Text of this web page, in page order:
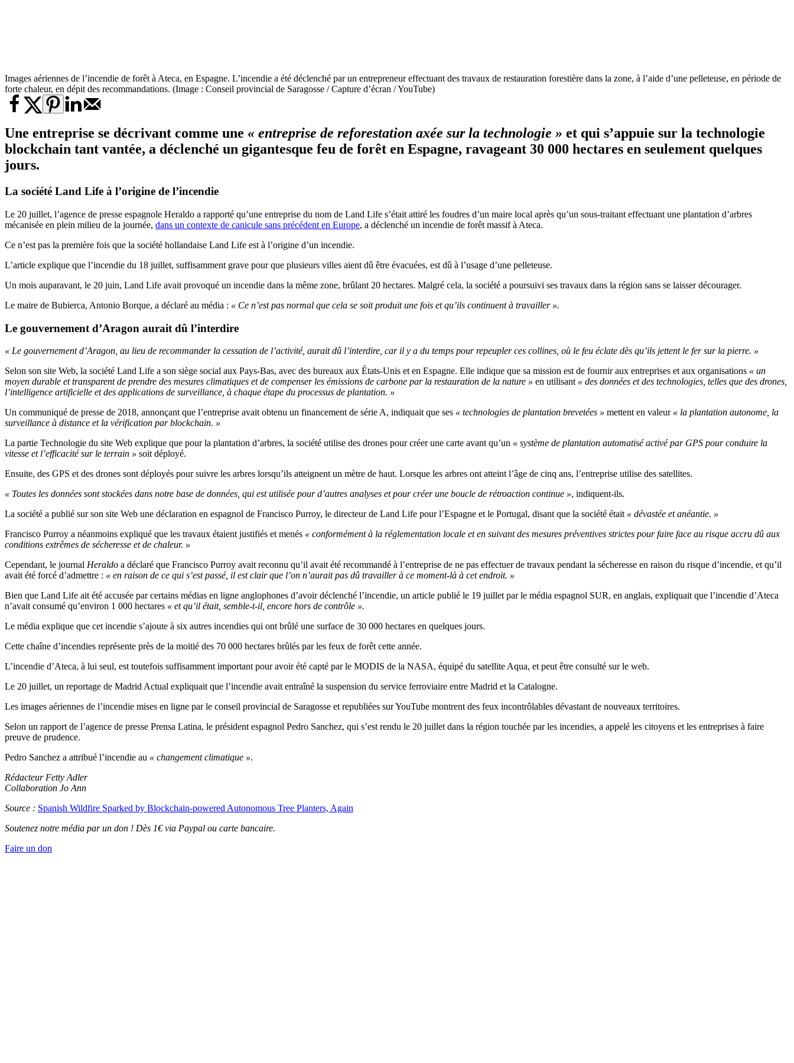
Images aériennes de l’incendie de forêt à Ateca, en Espagne. L’incendie a été déclenché par un entrepreneur effectuant des travaux de restauration forestière dans la zone, à l’aide d’une pelleteuse, en période de
forte chaleur, en dépit des recommandations. (Image : Conseil provincial de Saragosse / Capture d’écran / YouTube)
Une entreprise se décrivant comme une « entreprise de reforestation axée sur la technologie » et qui s’appuie sur la technologie
blockchain tant vantée, a déclenché un gigantesque feu de forêt en Espagne, ravageant 30 000 hectares en seulement quelques
jours.
La société Land Life à l’origine de l’incendie
Le 20 juillet, l’agence de presse espagnole Heraldo a rapporté qu’une entreprise du nom de Land Life s’était attiré les foudres d’un maire local après qu’un sous-traitant effectuant une plantation d’arbres
mécanisée en plein milieu de la journée, dans un contexte de canicule sans précédent en Europe, a déclenché un incendie de forêt massif à Ateca.
Ce n’est pas la première fois que la société hollandaise Land Life est à l’origine d’un incendie.
L’article explique que l’incendie du 18 juillet, suffisamment grave pour que plusieurs villes aient dû être évacuées, est dû à l’usage d’une pelleteuse.
Un mois auparavant, le 20 juin, Land Life avait provoqué un incendie dans la même zone, brûlant 20 hectares. Malgré cela, la société a poursuivi ses travaux dans la région sans se laisser décourager.
Le maire de Bubierca, Antonio Borque, a déclaré au média : « Ce n’est pas normal que cela se soit produit une fois et qu’ils continuent à travailler ».
Le gouvernement d’Aragon aurait dû l’interdire
« Le gouvernement d’Aragon, au lieu de recommander la cessation de l’activité, aurait dû l’interdire, car il y a du temps pour repeupler ces collines, où le feu éclate dès qu’ils jettent le fer sur la pierre. »
Selon son site Web, la société Land Life a son siège social aux Pays-Bas, avec des bureaux aux États-Unis et en Espagne. Elle indique que sa mission est de fournir aux entreprises et aux organisations « un
moyen durable et transparent de prendre des mesures climatiques et de compenser les émissions de carbone par la restauration de la nature » en utilisant « des données et des technologies, telles que des drones,
l’intelligence artificielle et des applications de surveillance, à chaque étape du processus de plantation. »
Un communiqué de presse de 2018, annonçant que l’entreprise avait obtenu un financement de série A, indiquait que ses « technologies de plantation brevetées » mettent en valeur « la plantation autonome, la
surveillance à distance et la vérification par blockchain. »
La partie Technologie du site Web explique que pour la plantation d’arbres, la société utilise des drones pour créer une carte avant qu’un « système de plantation automatisé activé par GPS pour conduire la
vitesse et l’efficacité sur le terrain » soit déployé.
Ensuite, des GPS et des drones sont déployés pour suivre les arbres lorsqu’ils atteignent un mètre de haut. Lorsque les arbres ont atteint l’âge de cinq ans, l’entreprise utilise des satellites.
« Toutes les données sont stockées dans notre base de données, qui est utilisée pour d’autres analyses et pour créer une boucle de rétroaction continue », indiquent-ils.
La société a publié sur son site Web une déclaration en espagnol de Francisco Purroy, le directeur de Land Life pour l’Espagne et le Portugal, disant que la société était « dévastée et anéantie. »
Francisco Purroy a néanmoins expliqué que les travaux étaient justifiés et menés « conformément à la réglementation locale et en suivant des mesures préventives strictes pour faire face au risque accru dû aux
conditions extrêmes de sécheresse et de chaleur. »
Cependant, le journal Heraldo a déclaré que Francisco Purroy avait reconnu qu’il avait été recommandé à l’entreprise de ne pas effectuer de travaux pendant la sécheresse en raison du risque d’incendie, et qu’il
avait été forcé d’admettre : « en raison de ce qui s’est passé, il est clair que l’on n’aurait pas dû travailler à ce moment-là à cet endroit. »
Bien que Land Life ait été accusée par certains médias en ligne anglophones d’avoir déclenché l’incendie, un article publié le 19 juillet par le média espagnol SUR, en anglais, expliquait que l’incendie d’Ateca
n’avait consumé qu’environ 1 000 hectares « et qu’il était, semble-t-il, encore hors de contrôle ».
Le média explique que cet incendie s’ajoute à six autres incendies qui ont brûlé une surface de 30 000 hectares en quelques jours.
Cette chaîne d’incendies représente près de la moitié des 70 000 hectares brûlés par les feux de forêt cette année.
L’incendie d’Ateca, à lui seul, est toutefois suffisamment important pour avoir été capté par le MODIS de la NASA, équipé du satellite Aqua, et peut être consulté sur le web.
Le 20 juillet, un reportage de Madrid Actual expliquait que l’incendie avait entraîné la suspension du service ferroviaire entre Madrid et la Catalogne.
Les images aériennes de l’incendie mises en ligne par le conseil provincial de Saragosse et republiées sur YouTube montrent des feux incontrôlables dévastant de nouveaux territoires.
Selon un rapport de l’agence de presse Prensa Latina, le président espagnol Pedro Sanchez, qui s’est rendu le 20 juillet dans la région touchée par les incendies, a appelé les citoyens et les entreprises à faire
preuve de prudence.
Pedro Sanchez a attribué l’incendie au « changement climatique ».
Rédacteur Fetty Adler
Collaboration Jo Ann
Source : Spanish Wildfire Sparked by Blockchain-powered Autonomous Tree Planters, Again
Soutenez notre média par un don ! Dès 1€ via Paypal ou carte bancaire.
Faire un don